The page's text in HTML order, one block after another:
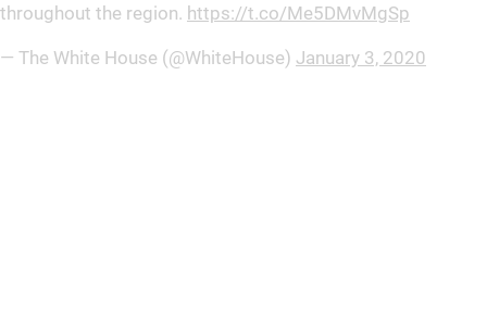
throughout the region. https://t.co/Me5DMvMgSp
— The White House (@WhiteHouse) January 3, 2020